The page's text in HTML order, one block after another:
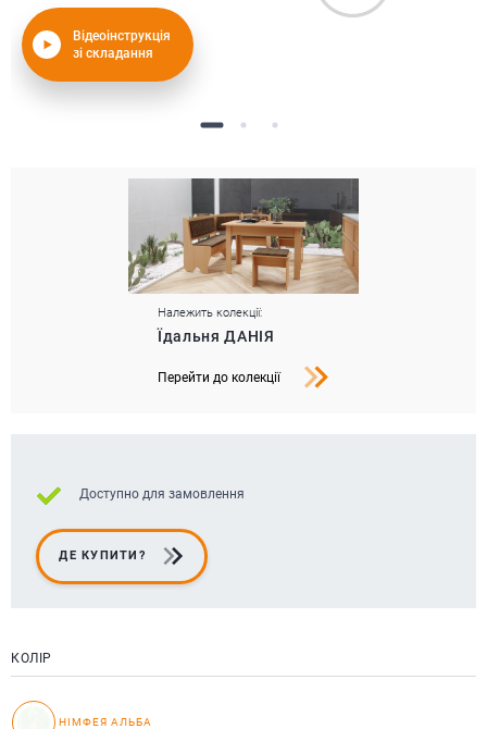
Відеоінструкція
зі складання
Належить колекції:
Їдальня ДАНІЯ
Перейти до колекції
Доступно для замовлення
ДЕ КУПИТИ?
КОЛІР
НІМФЕЯ АЛЬБА